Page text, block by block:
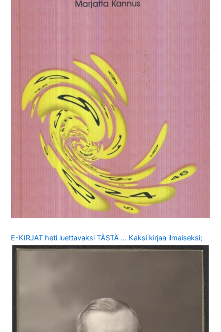
E-KIRJAT heti luettavaksi TÄSTÄ … Kaksi kirjaa ilmaiseksi;